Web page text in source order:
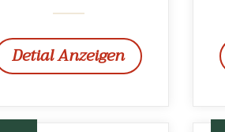
Detial Anzeigen